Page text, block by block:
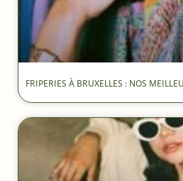
FRIPERIES À BRUXELLES : NOS